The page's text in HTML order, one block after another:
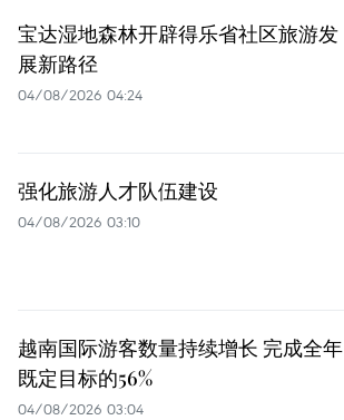
宝达湿地森林开辟得乐省社区旅游发
展新路径
04/08/2026 04:24
强化旅游人才队伍建设
04/08/2026 03:10
越南国际游客数量持续增长 完成全年
既定目标的56%
04/08/2026 03:04